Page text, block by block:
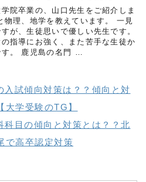
院卒業の、山口先生をご紹介しま
物理、地学を教えています。 一見
が、生徒思いで優しい先生です。
指導にお強く、また苦手な生徒か
す。 鹿児島の名門 …
入試傾向対策は？？傾向と対
大学受験のTG】
科目の傾向と対策とは？？北
で高卒認定対策